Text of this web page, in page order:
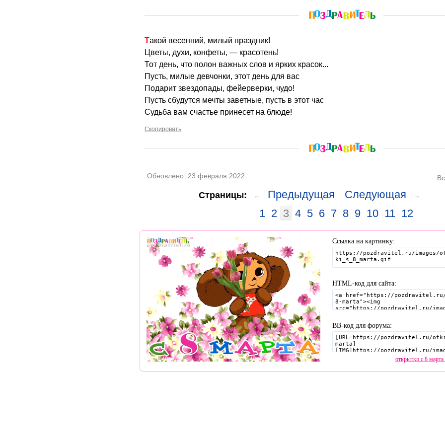
Такой весенний, милый праздник!
Цветы, духи, конфеты, — красотень!
Тот день, что полон важных слов и ярких красок...
Пусть, милые девчонки, этот день для вас
Подарит звездопады, фейерверки, чудо!
Пусть сбудутся мечты заветные, пусть в этот час
Судьба вам счастье принесет на блюде!
Скопировать
Обновлено: 23 февраля 2022
Страницы: ← Предыдущая Следующая →
1 2 3 4 5 6 7 8 9 10 11 12
Ссылка на картинку:
HTML-код для сайта:
BB-код для форума:
открытки с 8